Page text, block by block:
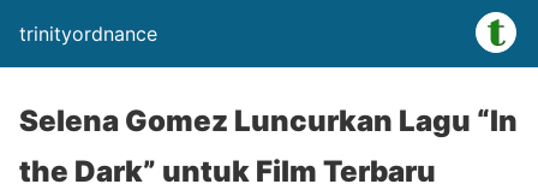
trinityordnance
Selena Gomez Luncurkan Lagu “In
the Dark” untuk Film Terbaru